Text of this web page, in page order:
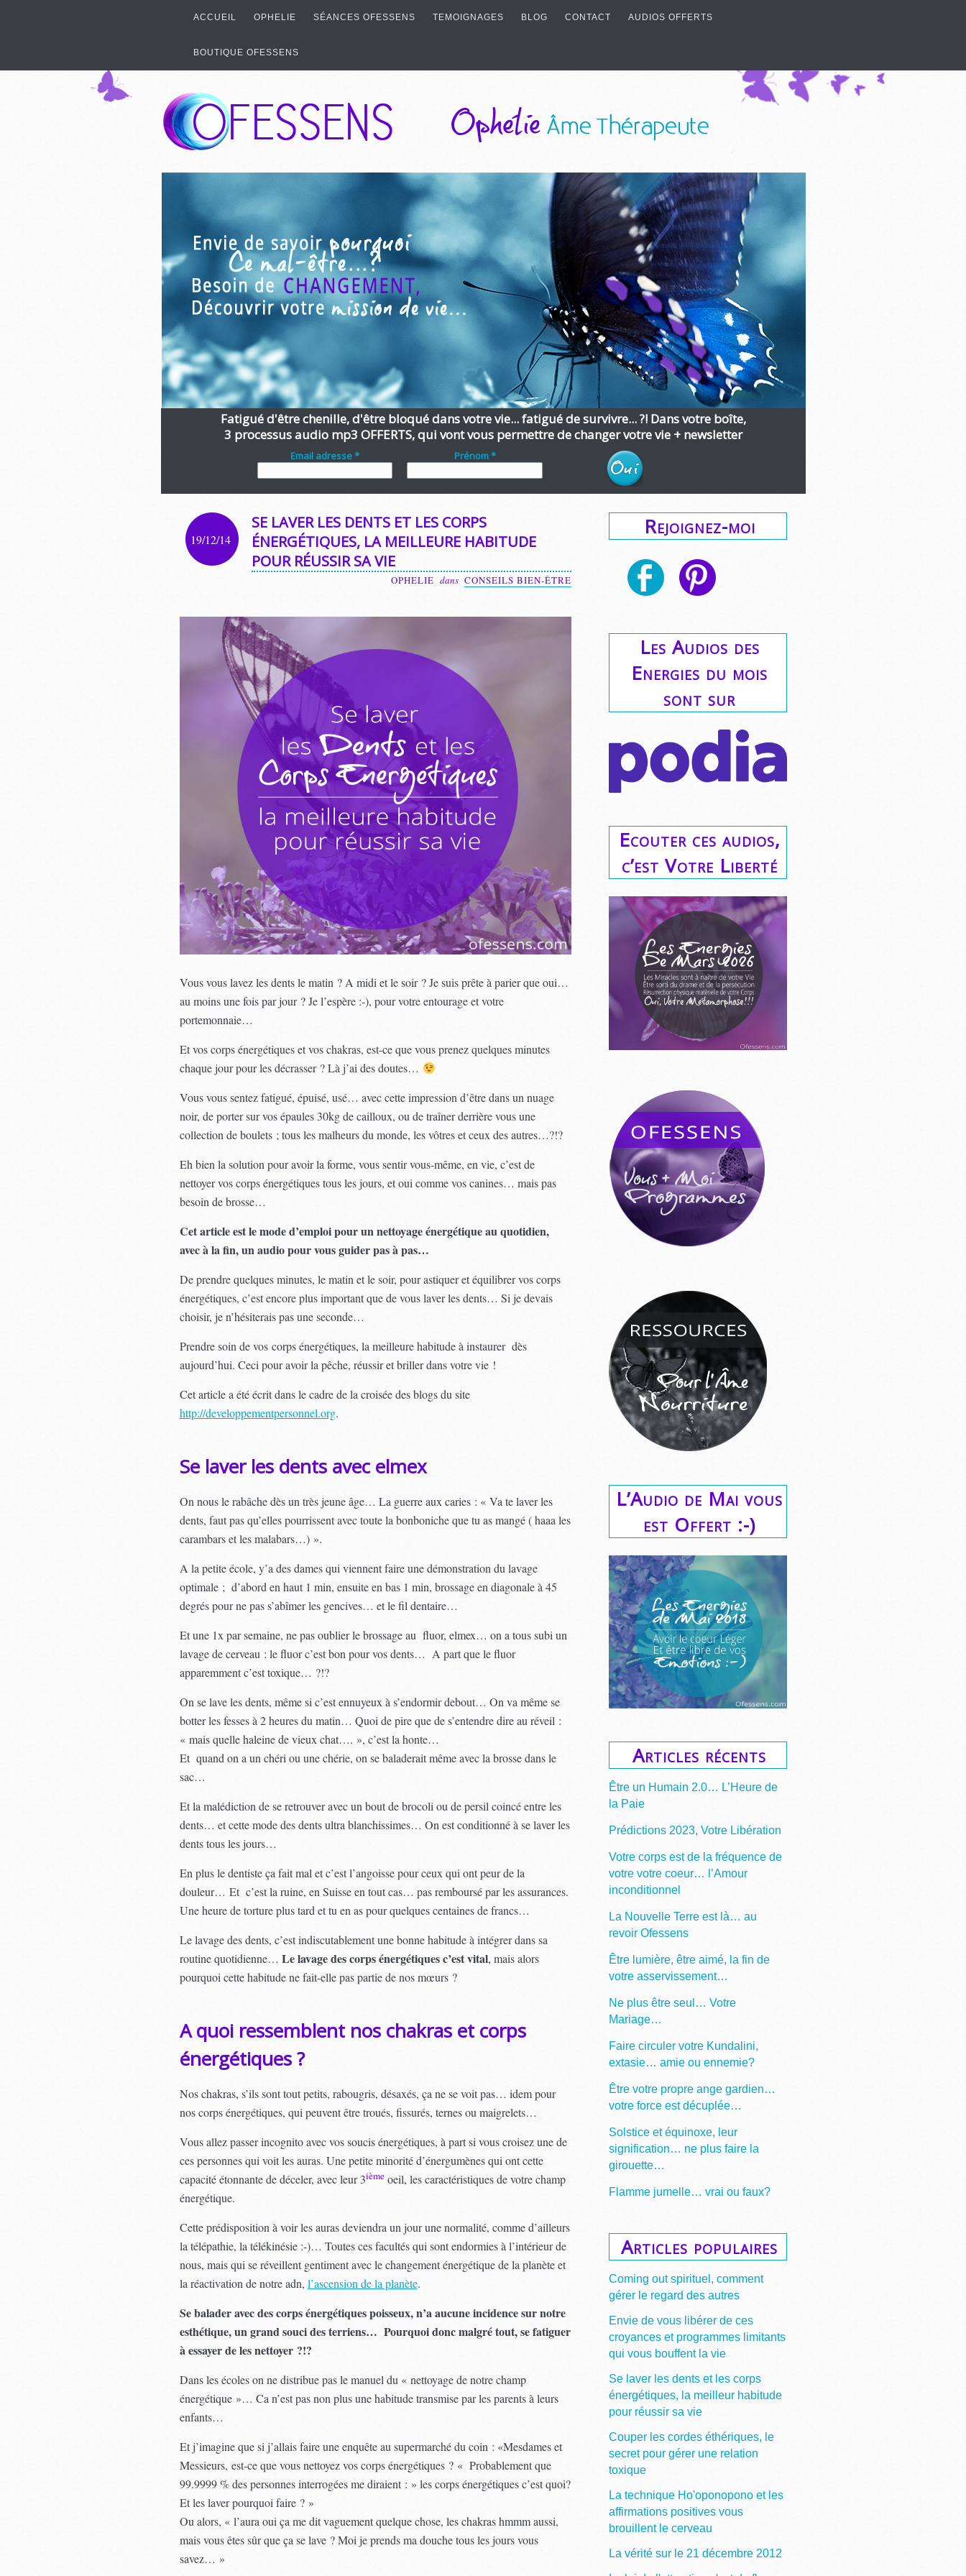
ACCUEIL OPHELIE SÉANCES OFESSENS TEMOIGNAGES BLOG CONTACT AUDIOS OFFERTS
BOUTIQUE OFESSENS
Fatigué d'être chenille, d'être bloqué dans votre vie... fatigué de survivre... ?! Dans votre boîte,
3 processus audio mp3 OFFERTS, qui vont vous permettre de changer votre vie + newsletter
Email adresse * Prénom *
19/12/14
SE LAVER LES DENTS ET LES CORPS
ÉNERGÉTIQUES, LA MEILLEURE HABITUDE
POUR RÉUSSIR SA VIE
OPHELIE dans CONSEILS BIEN-ÊTRE
Vous vous lavez les dents le matin ? A midi et le soir ? Je suis prête à parier que oui…
au moins une fois par jour ? Je l’espère :-), pour votre entourage et votre
portemonnaie…
Et vos corps énergétiques et vos chakras, est-ce que vous prenez quelques minutes
chaque jour pour les décrasser ? Là j’ai des doutes…
Vous vous sentez fatigué, épuisé, usé… avec cette impression d’être dans un nuage
noir, de porter sur vos épaules 30kg de cailloux, ou de traîner derrière vous une
collection de boulets ; tous les malheurs du monde, les vôtres et ceux des autres…?!?
Eh bien la solution pour avoir la forme, vous sentir vous-même, en vie, c’est de
nettoyer vos corps énergétiques tous les jours, et oui comme vos canines… mais pas
besoin de brosse…
Cet article est le mode d’emploi pour un nettoyage énergétique au quotidien,
avec à la fin, un audio pour vous guider pas à pas…
De prendre quelques minutes, le matin et le soir, pour astiquer et équilibrer vos corps
énergétiques, c’est encore plus important que de vous laver les dents… Si je devais
choisir, je n’hésiterais pas une seconde…
Prendre soin de vos corps énergétiques, la meilleure habitude à instaurer dès
aujourd’hui. Ceci pour avoir la pêche, réussir et briller dans votre vie !
Cet article a été écrit dans le cadre de la croisée des blogs du site
http://developpementpersonnel.org.
Se laver les dents avec elmex
On nous le rabâche dès un très jeune âge… La guerre aux caries : « Va te laver les
dents, faut pas qu’elles pourrissent avec toute la bonboniche que tu as mangé ( haaa les
carambars et les malabars…) ».
A la petite école, y’a des dames qui viennent faire une démonstration du lavage
optimale ; d’abord en haut 1 min, ensuite en bas 1 min, brossage en diagonale à 45
degrés pour ne pas s’abîmer les gencives… et le fil dentaire…
Et une 1x par semaine, ne pas oublier le brossage au fluor, elmex… on a tous subi un
lavage de cerveau : le fluor c’est bon pour vos dents… A part que le fluor
apparemment c’est toxique… ?!?
On se lave les dents, même si c’est ennuyeux à s’endormir debout… On va même se
botter les fesses à 2 heures du matin… Quoi de pire que de s’entendre dire au réveil :
« mais quelle haleine de vieux chat…. », c’est la honte…
Et quand on a un chéri ou une chérie, on se baladerait même avec la brosse dans le
sac…
Et la malédiction de se retrouver avec un bout de brocoli ou de persil coincé entre les
dents… et cette mode des dents ultra blanchissimes… On est conditionné à se laver les
dents tous les jours…
En plus le dentiste ça fait mal et c’est l’angoisse pour ceux qui ont peur de la
douleur… Et c’est la ruine, en Suisse en tout cas… pas remboursé par les assurances.
Une heure de torture plus tard et tu en as pour quelques centaines de francs…
Le lavage des dents, c’est indiscutablement une bonne habitude à intégrer dans sa
routine quotidienne… Le lavage des corps énergétiques c’est vital, mais alors
pourquoi cette habitude ne fait-elle pas partie de nos mœurs ?
A quoi ressemblent nos chakras et corps
énergétiques ?
Nos chakras, s’ils sont tout petits, rabougris, désaxés, ça ne se voit pas… idem pour
nos corps énergétiques, qui peuvent être troués, fissurés, ternes ou maigrelets…
Vous allez passer incognito avec vos soucis énergétiques, à part si vous croisez une de
ces personnes qui voit les auras. Une petite minorité d’énergumènes qui ont cette
capacité étonnante de déceler, avec leur 3ièmeoeil, les caractéristiques de votre champ
énergétique.
Cette prédisposition à voir les auras deviendra un jour une normalité, comme d’ailleurs
la télépathie, la télékinésie :-)… Toutes ces facultés qui sont endormies à l’intérieur de
nous, mais qui se réveillent gentiment avec le changement énergétique de la planète et
la réactivation de notre adn, l’ascension de la planète.
Se balader avec des corps énergétiques poisseux, n’a aucune incidence sur notre
esthétique, un grand souci des terriens… Pourquoi donc malgré tout, se fatiguer
à essayer de les nettoyer ?!?
Dans les écoles on ne distribue pas le manuel du « nettoyage de notre champ
énergétique »… Ca n’est pas non plus une habitude transmise par les parents à leurs
enfants…
Et j’imagine que si j’allais faire une enquête au supermarché du coin : «Mesdames et
Messieurs, est-ce que vous nettoyez vos corps énergétiques ? « Probablement que
99.9999 % des personnes interrogées me diraient : » les corps énergétiques c’est quoi?
Et les laver pourquoi faire ? »
Ou alors, « l’aura oui ça me dit vaguement quelque chose, les chakras hmmm aussi,
mais vous êtes sûr que ça se lave ? Moi je prends ma douche tous les jours vous
savez… »
Rejoignez-moi
Les Audios des
Energies du mois
sont sur
Ecouter ces audios,
c’est Votre Liberté
L’Audio de Mai vous
est Offert :-)
Articles récents
Être un Humain 2.0… L’Heure de
la Paie
Prédictions 2023, Votre Libération
Votre corps est de la fréquence de
votre votre coeur… l’Amour
inconditionnel
La Nouvelle Terre est là… au
revoir Ofessens
Être lumière, être aimé, la fin de
votre asservissement…
Ne plus être seul… Votre
Mariage…
Faire circuler votre Kundalini,
extasie… amie ou ennemie?
Être votre propre ange gardien…
votre force est décuplée…
Solstice et équinoxe, leur
signification… ne plus faire la
girouette…
Flamme jumelle… vrai ou faux?
Articles populaires
Coming out spirituel, comment
gérer le regard des autres
Envie de vous libérer de ces
croyances et programmes limitants
qui vous bouffent la vie
Se laver les dents et les corps
énergétiques, la meilleur habitude
pour réussir sa vie
Couper les cordes éthériques, le
secret pour gérer une relation
toxique
La technique Ho'oponopono et les
affirmations positives vous
brouillent le cerveau
La vérité sur le 21 décembre 2012